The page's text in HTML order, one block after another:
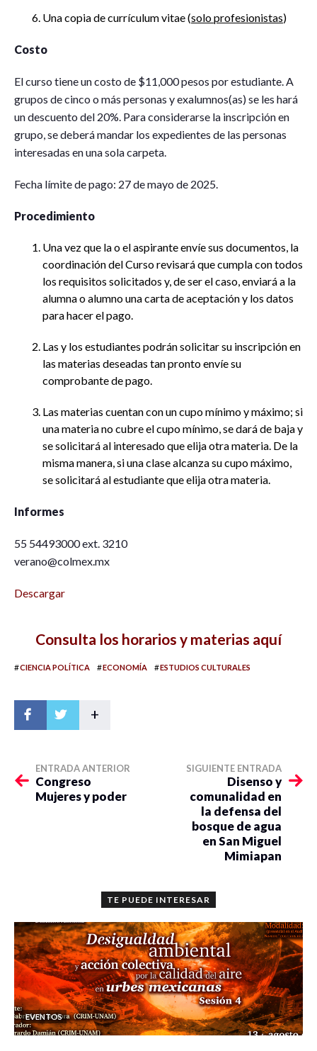
Una copia de currículum vitae (solo profesionistas)
Costo
El curso tiene un costo de $11,000 pesos por estudiante. A
grupos de cinco o más personas y exalumnos(as) se les hará
un descuento del 20%. Para considerarse la inscripción en
grupo, se deberá mandar los expedientes de las personas
interesadas en una sola carpeta.
Fecha límite de pago: 27 de mayo de 2025.
Procedimiento
Una vez que la o el aspirante envíe sus documentos, la
coordinación del Curso revisará que cumpla con todos
los requisitos solicitados y, de ser el caso, enviará a la
alumna o alumno una carta de aceptación y los datos
para hacer el pago.
Las y los estudiantes podrán solicitar su inscripción en
las materias deseadas tan pronto envíe su
comprobante de pago.
Las materias cuentan con un cupo mínimo y máximo; si
una materia no cubre el cupo mínimo, se dará de baja y
se solicitará al interesado que elija otra materia. De la
misma manera, si una clase alcanza su cupo máximo,
se solicitará al estudiante que elija otra materia.
Informes
55 54493000 ext. 3210
verano@colmex.mx
Descargar
Consulta los horarios y materias aquí
#CIENCIA POLÍTICA #ECONOMÍA #ESTUDIOS CULTURALES
+
ENTRADA ANTERIOR
Congreso
Mujeres y poder
SIGUIENTE ENTRADA
Disenso y
comunalidad en
la defensa del
bosque de agua
en San Miguel
Mimiapan
TE PUEDE INTERESAR
EVENTOS